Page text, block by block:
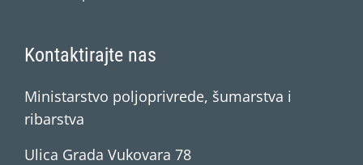
Kontaktirajte nas
Ministarstvo poljoprivrede, šumarstva i
ribarstva
Ulica Grada Vukovara 78